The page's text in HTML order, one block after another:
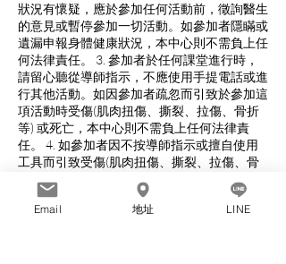
狀況有懷疑，應於參加任何活動前，徵詢醫生
的意見或暫停參加一切活動。如參加者隱瞞或
遺漏申報身體健康狀況，本中心則不需負上任
何法律責任。 3. 參加者於任何課堂進行時，
請留心聽從導師指示，不應使用手提電話或進
行其他活動。如因參加者疏忽而引致於參加這
項活動時受傷(肌肉扭傷、撕裂、拉傷、骨折
等) 或死亡，本中心則不需負上任何法律責
任。 4. 如參加者因不按導師指示或擅自使用
工具而引致受傷(肌肉扭傷、撕裂、拉傷、骨
折、撞傷等)或死亡，本中心則不需負上任何
法律責任。 5. 如因某些原因，學員於參與本
司之活動或瑜伽課程期間受傷或身故，學員及
Email 地址 LINE